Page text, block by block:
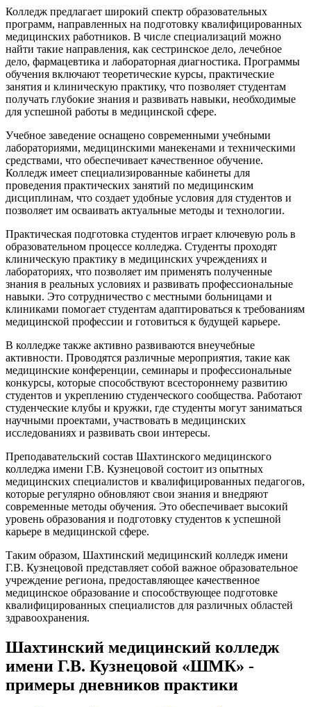
Колледж предлагает широкий спектр образовательных
программ, направленных на подготовку квалифицированных
медицинских работников. В числе специализаций можно
найти такие направления, как сестринское дело, лечебное
дело, фармацевтика и лабораторная диагностика. Программы
обучения включают теоретические курсы, практические
занятия и клиническую практику, что позволяет студентам
получать глубокие знания и развивать навыки, необходимые
для успешной работы в медицинской сфере.
Учебное заведение оснащено современными учебными
лабораториями, медицинскими манекенами и техническими
средствами, что обеспечивает качественное обучение.
Колледж имеет специализированные кабинеты для
проведения практических занятий по медицинским
дисциплинам, что создает удобные условия для студентов и
позволяет им осваивать актуальные методы и технологии.
Практическая подготовка студентов играет ключевую роль в
образовательном процессе колледжа. Студенты проходят
клиническую практику в медицинских учреждениях и
лабораториях, что позволяет им применять полученные
знания в реальных условиях и развивать профессиональные
навыки. Это сотрудничество с местными больницами и
клиниками помогает студентам адаптироваться к требованиям
медицинской профессии и готовиться к будущей карьере.
В колледже также активно развиваются внеучебные
активности. Проводятся различные мероприятия, такие как
медицинские конференции, семинары и профессиональные
конкурсы, которые способствуют всестороннему развитию
студентов и укреплению студенческого сообщества. Работают
студенческие клубы и кружки, где студенты могут заниматься
научными проектами, участвовать в медицинских
исследованиях и развивать свои интересы.
Преподавательский состав Шахтинского медицинского
колледжа имени Г.В. Кузнецовой состоит из опытных
медицинских специалистов и квалифицированных педагогов,
которые регулярно обновляют свои знания и внедряют
современные методы обучения. Это обеспечивает высокий
уровень образования и подготовку студентов к успешной
карьере в медицинской сфере.
Таким образом, Шахтинский медицинский колледж имени
Г.В. Кузнецовой представляет собой важное образовательное
учреждение региона, предоставляющее качественное
медицинское образование и способствующее подготовке
квалифицированных специалистов для различных областей
здравоохранения.
Шахтинский медицинский колледж
имени Г.В. Кузнецовой «ШМК» -
примеры дневников практики